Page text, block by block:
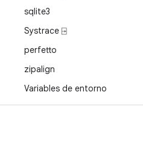
sqlite3
Systrace ⍈
perfetto
zipalign
Variables de entorno